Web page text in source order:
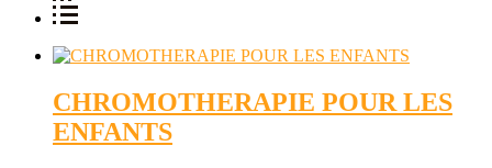
CHROMOTHERAPIE POUR LES
ENFANTS